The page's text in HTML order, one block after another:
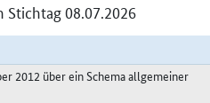
08.07.2026
2012 über ein Schema allgemeiner